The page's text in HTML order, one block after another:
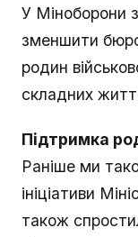
У Міноборони
зменшити
родин
складних
Підтримка
Раніше ми
ініціативи
також